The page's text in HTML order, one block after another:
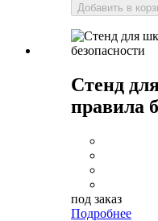
Добавить в
Стенд
правила
под заказ
Подробнее